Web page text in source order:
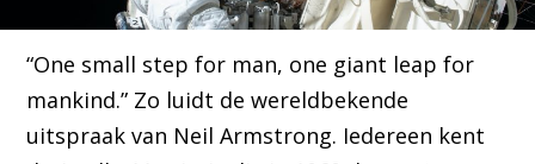
“One small step for man, one giant leap for
mankind.” Zo luidt de wereldbekende
uitspraak van Neil Armstrong. Iedereen kent